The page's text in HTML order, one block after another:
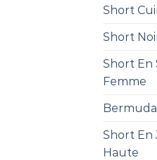
Short
Short
Short En
Femme
Short En
Haute